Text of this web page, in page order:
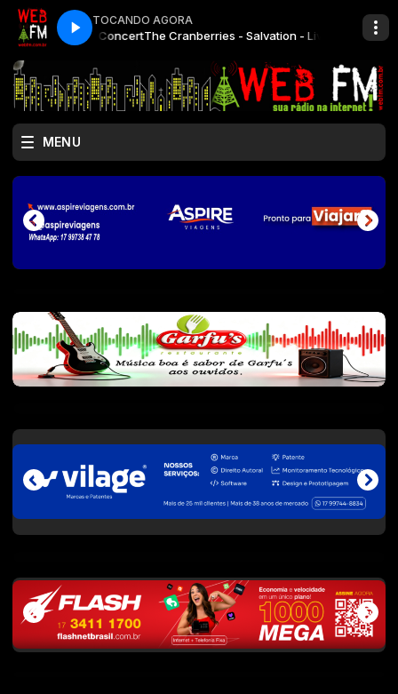
TOCANDO AGORA
- Live ConcertThe Cranberries - Salvation - Live Concert
MENU